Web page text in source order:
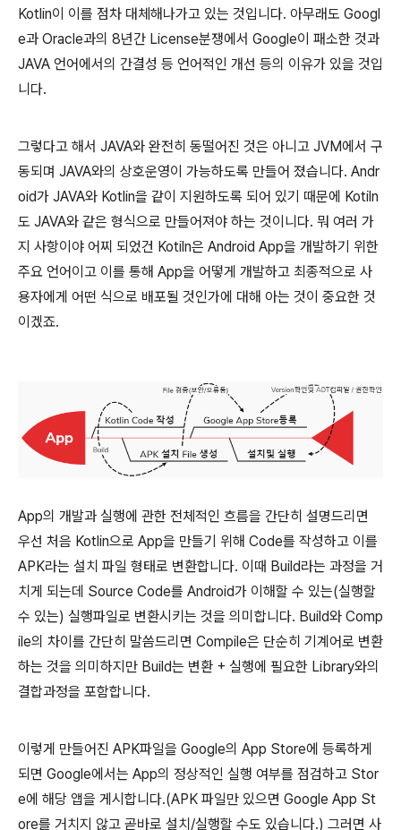
Kotlin이 이를 점차 대체해나가고 있는 것입니다. 아무래도 Googl
e과 Oracle과의 8년간 License분쟁에서 Google이 패소한 것과
JAVA 언어에서의 간결성 등 언어적인 개선 등의 이유가 있을 것입
니다.
그렇다고 해서 JAVA와 완전히 동떨어진 것은 아니고 JVM에서 구
동되며 JAVA와의 상호운영이 가능하도록 만들어 졌습니다. Andr
oid가 JAVA와 Kotlin을 같이 지원하도록 되어 있기 때문에 Kotiln
도 JAVA와 같은 형식으로 만들어져야 하는 것이니다. 뭐 여러 가
지 사항이야 어찌 되었건 Kotiln은 Android App을 개발하기 위한
주요 언어이고 이를 통해 App을 어떻게 개발하고 최종적으로 사
용자에게 어떤 식으로 배포될 것인가에 대해 아는 것이 중요한 것
이겠죠.
App의 개발과 실행에 관한 전체적인 흐름을 간단히 설명드리면
우선 처음 Kotlin으로 App을 만들기 위해 Code를 작성하고 이를
APK라는 설치 파일 형태로 변환합니다. 이때 Build라는 과정을 거
치게 되는데 Source Code를 Android가 이해할 수 있는(실행할
수 있는) 실행파일로 변환시키는 것을 의미합니다. Build와 Comp
ile의 차이를 간단히 말씀드리면 Compile은 단순히 기계어로 변환
하는 것을 의미하지만 Build는 변환 + 실행에 필요한 Library와의
결합과정을 포함합니다.
이렇게 만들어진 APK파일을 Google의 App Store에 등록하게
되면 Google에서는 App의 정상적인 실행 여부를 점검하고 Stor
e에 해당 앱을 게시합니다.(APK 파일만 있으면 Google App St
ore를 거치지 않고 곧바로 설치/실행할 수도 있습니다.) 그러면 사